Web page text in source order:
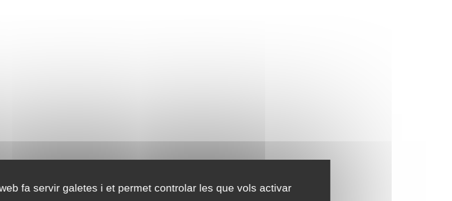
fa servir galetes i et permet controlar les que vols activar